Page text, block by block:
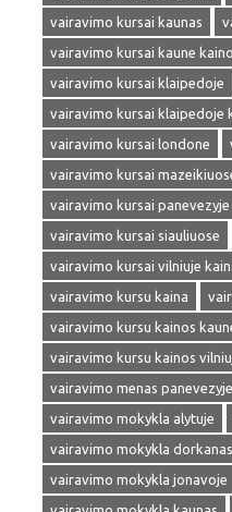
vairavimo kursai kaunas
vairavimo kursai kaune
vairavimo kursai klaipedoje
vairavimo kursai klaipedoje
vairavimo kursai londone
vairavimo kursai
vairavimo kursai panevezyje
vairavimo kursai siauliuose
vairavimo kursai vilniuje
vairavimo kursu kaina
vairavimo kursu kainos
vairavimo kursu kainos
vairavimo menas panevezyje
vairavimo mokykla alytuje
vairavimo mokykla dorkanas
vairavimo mokykla jonavoje